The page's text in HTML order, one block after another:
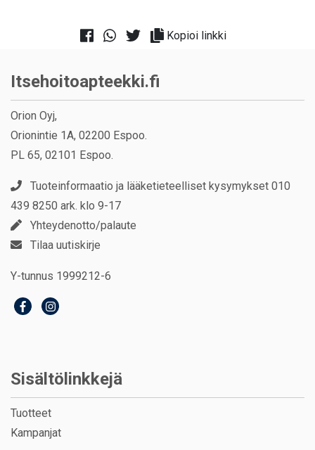
Kopioi linkki
Itsehoitoapteekki.fi
Orion Oyj,
Orionintie 1A, 02200 Espoo.
PL 65, 02101 Espoo.
Tuoteinformaatio ja lääketieteelliset kysymykset 010
439 8250 ark. klo 9-17
Yhteydenotto/palaute
Tilaa uutiskirje
Y-tunnus 1999212-6
Sisältölinkkejä
Tuotteet
Kampanjat